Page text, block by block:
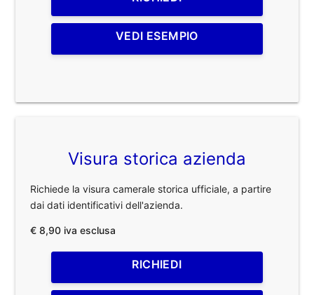
VEDI ESEMPIO
Visura storica azienda
Richiede la visura camerale storica ufficiale, a partire
dai dati identificativi dell'azienda.
€ 8,90 iva esclusa
RICHIEDI